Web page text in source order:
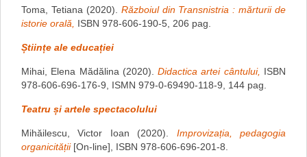
Toma, Tetiana (2020). Războiul din Transnistria : mărturii de
istorie orală, ISBN 978-606-190-5, 206 pag.
Științe ale educației
Mihai, Elena Mădălina (2020).Didactica artei cântului, ISBN
978-606-696-176-9, ISMN 979-0-69490-118-9, 144 pag.
Teatru și artele spectacolului
Mihăilescu, Victor Ioan (2020). Improvizația, pedagogia
organicității [On-line], ISBN 978-606-696-201-8.